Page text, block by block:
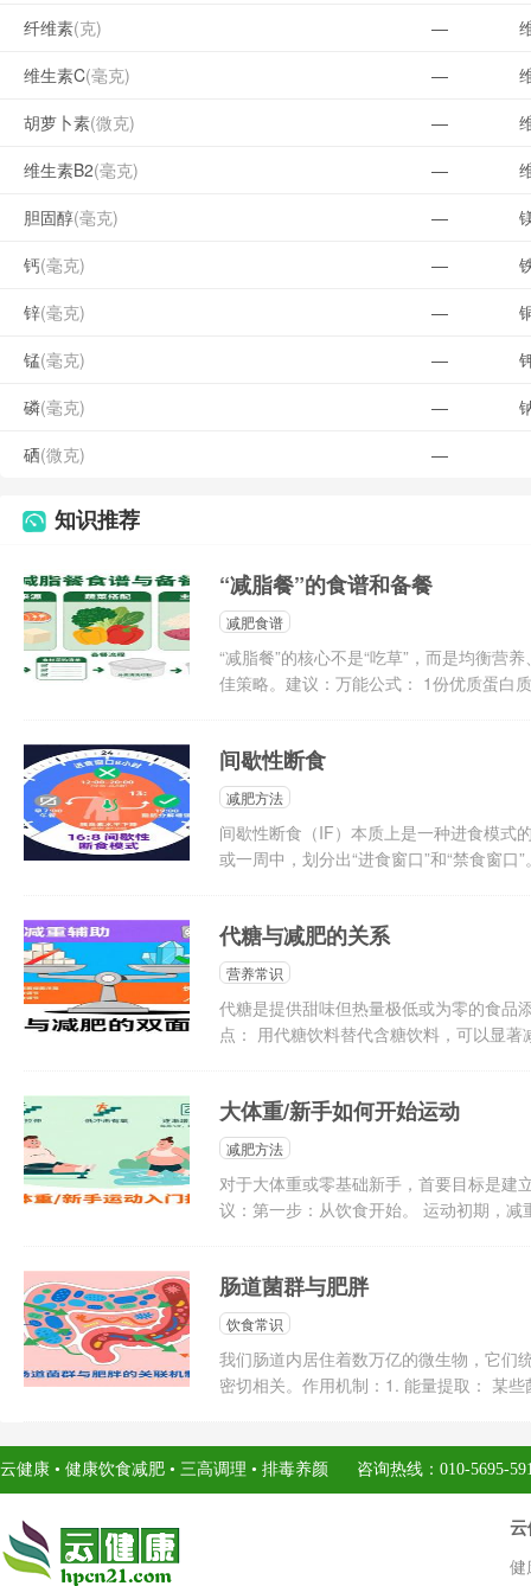
纤维素(克) —
维生素C(毫克) —
胡萝卜素(微克) —
维生素B2(毫克) —
胆固醇(毫克) —
钙(毫克) —
锌(毫克) —
锰(毫克) —
磷(毫克) —
硒(微克) —
知识推荐
“减脂餐”的食谱和备餐
减肥食谱
“减脂餐”的核心不是“吃草”，而是均衡营
佳策略。建议：万能公式： 1份优质蛋白
间歇性断食
减肥方法
间歇性断食（IF）本质上是一种进食模式
或一周中，划分出“进食窗口”和“禁食窗口
代糖与减肥的关系
营养常识
代糖是提供甜味但热量极低或为零的食品
点： 用代糖饮料替代含糖饮料，可以显
大体重/新手如何开始运动
减肥方法
对于大体重或零基础新手，首要目标是建
议：第一步：从饮食开始。 运动初期，
肠道菌群与肥胖
饮食常识
我们肠道内居住着数万亿的微生物，它们
密切相关。作用机制：1. 能量提取： 某
云健康 • 健康饮食减肥 • 三高调理 • 排毒养颜 咨询热线：010-5695-
云
健